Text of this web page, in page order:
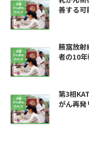
善する可
腋窩放射
者の10
第3相
がん再発